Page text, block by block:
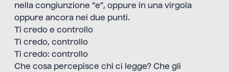
nella congiunzione “e”, oppure in una virgola
oppure ancora nei due punti.
Ti credo e controllo
Ti credo, controllo
Ti credo: controllo
Che cosa percepisce chi ci legge? Che gli